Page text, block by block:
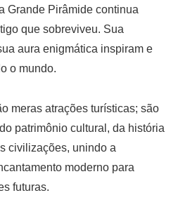
Grande Pirâmide continua
que sobreviveu. Sua
aura enigmática inspiram e
o mundo.
meras atrações turísticas; são
patrimônio cultural, da história
civilizações, unindo a
moderno para
futuras.